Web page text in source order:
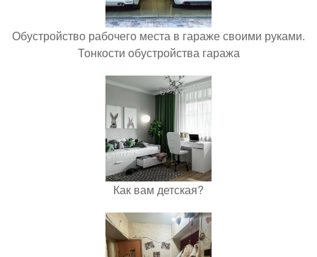
Обустройство рабочего места в гараже своими руками.
Тонкости обустройства гаража
Как вам детская?